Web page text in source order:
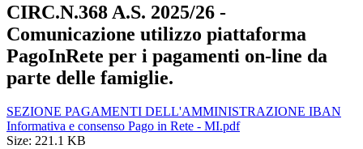
CIRC.N.368 A.S. 2025/26 -
Comunicazione utilizzo piattaforma
PagoInRete per i pagamenti on-line da
parte delle famiglie.
SEZIONE PAGAMENTI DELL'AMMINISTRAZIONE IBAN
Informativa e consenso Pago in Rete - MI.pdf
Size: 221.1 KB